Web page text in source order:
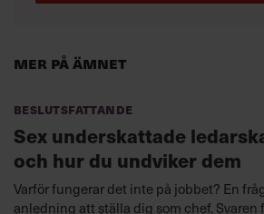
Mer på ämnet
Beslutsfattande
Sex underskattade
och hur du undviker dem
Varför fungerar det inte på jobbet? En
anledning att ställa dig som chef.